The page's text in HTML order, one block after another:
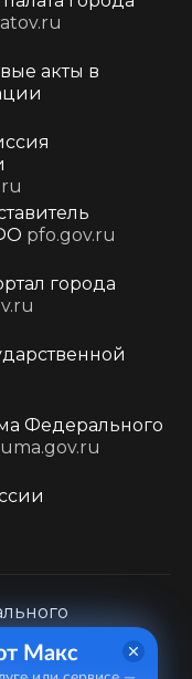
акты в
pfo.gov.ru
города
Федерального
«Город
Макс